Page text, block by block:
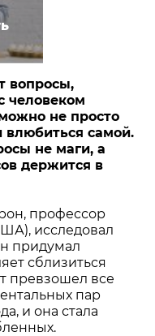
вопросы,
человеком
не просто
влюбиться самой.
не маги, а
держится в
профессор
исследовал
придумал
сблизиться
превзошел все
пар
и она стала